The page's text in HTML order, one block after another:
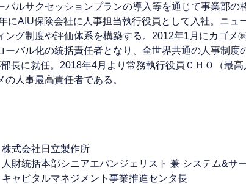
バルサクセッションプランの導入等を通じて事業部の
にAIU保険会社に人事担当執行役員として入社。ニュ
ング制度や評価体系を構築する。2012年1月にカゴメ
ーバル化の統括責任者となり、全世界共通の人事制度
長に就任。2018年4月より常務執行役員ＣＨＯ（最
人事最高責任者である。
株式会社日立製作所
人財統括本部シニアエバンジェリスト 兼 システム&サ
キャピタルマネジメント事業推進センタ長